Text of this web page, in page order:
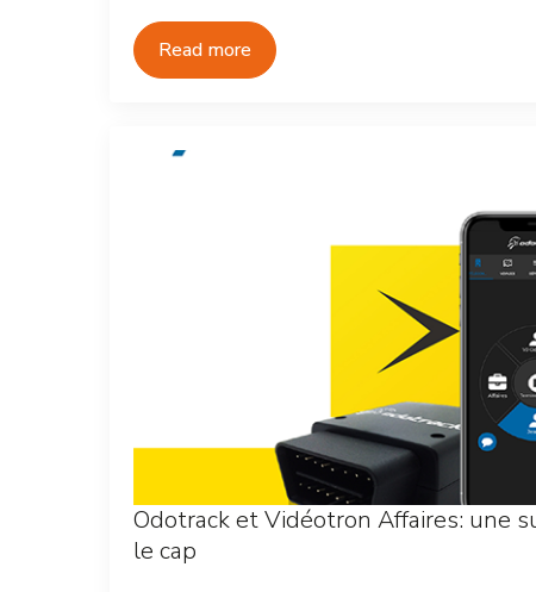
Read more
Odotrack et Vidéotron Affaires: une
le cap